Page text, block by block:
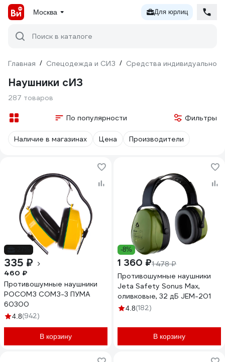
Москва Для юрлиц
Поиск в каталоге
Главная / Спецодежда и СИЗ / Средства индивидуальной
Наушники сИЗ
287 товаров
По популярности Фильтры
Наличие в магазинах Цена Производители
335 ₽
460 ₽
Противошумные наушники
РОСОМЗ СОМЗ-3 ПУМА
60300
4.8(942)
В корзину
-8%
1 360 ₽1 478 ₽
Противошумные наушники
Jeta Safety Sonus Max,
оливковые, 32 дБ JEM-201
4.8(182)
В корзину